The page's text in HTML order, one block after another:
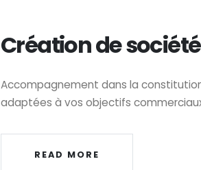
Création de
Accompagnement dans la
adaptées à vos objectifs
READ MORE